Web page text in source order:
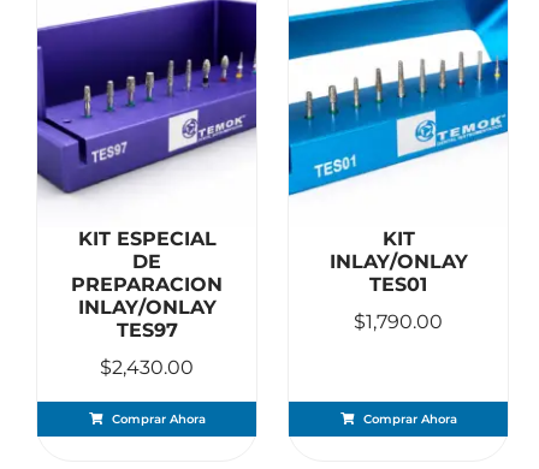
KIT ESPECIAL
DE
PREPARACION
INLAY/ONLAY
TES97
$2,430.00
Comprar Ahora
KIT
INLAY/ONLAY
TES01
$1,790.00
Comprar Ahora